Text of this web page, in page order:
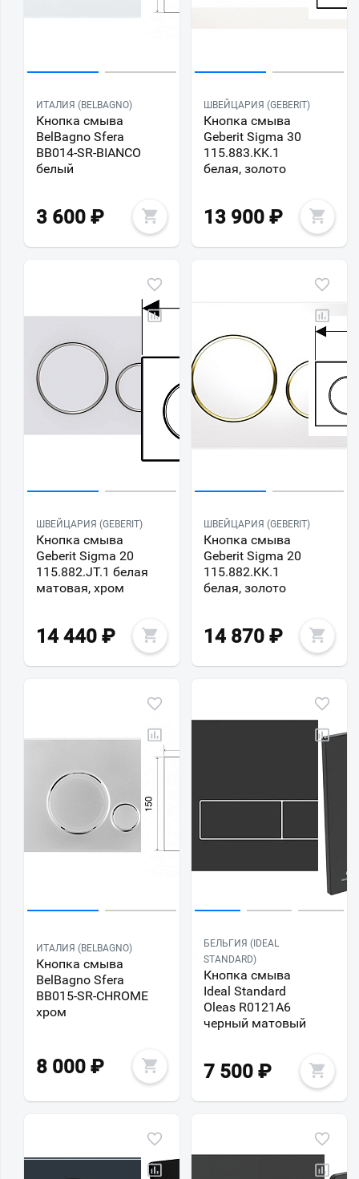
ИТАЛИЯ (BELBAGNO)
Кнопка смыва
BelBagno Sfera
BB014-SR-BIANCO
белый
3 600 ₽
ШВЕЙЦАРИЯ (GEBERIT)
Кнопка смыва
Geberit Sigma 30
115.883.KK.1
белая, золото
13 900 ₽
ШВЕЙЦАРИЯ (GEBERIT)
Кнопка смыва
Geberit Sigma 20
115.882.JT.1 белая
матовая, хром
14 440 ₽
ШВЕЙЦАРИЯ (GEBERIT)
Кнопка смыва
Geberit Sigma 20
115.882.KK.1
белая, золото
14 870 ₽
ИТАЛИЯ (BELBAGNO)
Кнопка смыва
BelBagno Sfera
BB015-SR-CHROME
хром
8 000 ₽
БЕЛЬГИЯ (IDEAL
STANDARD)
Кнопка смыва
Ideal Standard
Oleas R0121A6
черный матовый
7 500 ₽